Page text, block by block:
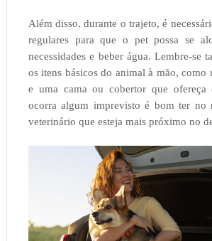
Além disso, durante o trajeto, é
regulares para que o pet possa se
necessidades e beber água. Lembre-se
os itens básicos do animal à mão, como
e uma cama ou cobertor que ofereça
ocorra algum imprevisto é bom ter no
veterinário que esteja mais próximo no